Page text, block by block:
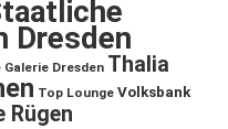
Dresden
Dresden Thalia
Top Lounge Volksbank
Rügen